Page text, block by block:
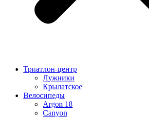
Триатлон-центр
Лужники
Крылатское
Велосипеды
Argon 18
Canyon